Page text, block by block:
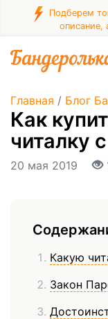
Подберем
Главная / Блог
Как
читалку
20 мая 2019
Какую
Закон